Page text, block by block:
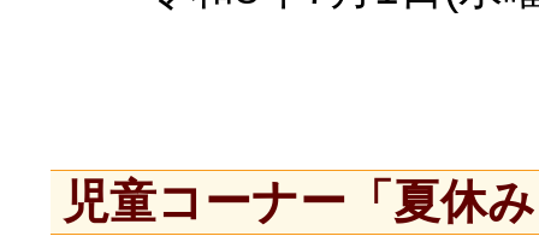
児童コーナー「夏休